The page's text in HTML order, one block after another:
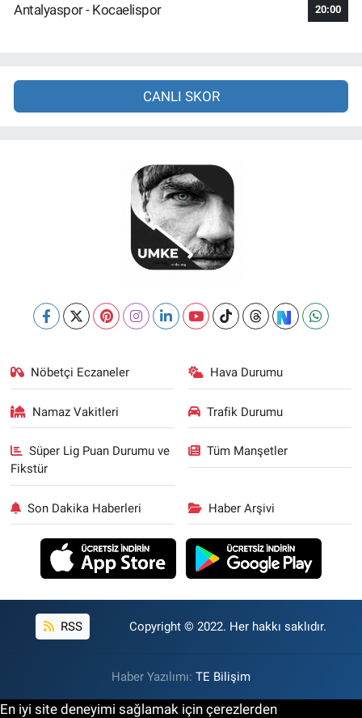
Antalyaspor - Kocaelispor 20:00
CANLI SKOR
Nöbetçi Eczaneler Hava Durumu
Namaz Vakitleri Trafik Durumu
Süper Lig Puan Durumu ve
Fikstür
Tüm Manşetler
Son Dakika Haberleri Haber Arşivi
RSS Copyright © 2022. Her hakkı saklıdır.
Haber Yazılımı: TE Bilişim
En iyi site deneyimi sağlamak için çerezlerden